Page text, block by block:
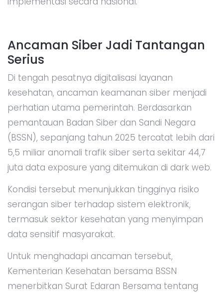
Ancaman Siber Jadi Tantangan
Serius
Di tengah pesatnya digitalisasi layanan
kesehatan, ancaman keamanan siber menjadi
perhatian utama pemerintah. Berdasarkan
pemantauan Badan Siber dan Sandi Negara
(BSSN), sepanjang tahun 2025 tercatat lebih dari
5,5 miliar anomali trafik siber serta sekitar 44,7
juta data exposure yang ditemukan di dark web.
Kondisi tersebut menunjukkan tingginya risiko
serangan siber terhadap sistem elektronik,
termasuk sektor kesehatan yang menyimpan
data sensitif masyarakat.
Untuk menghadapi ancaman tersebut,
Kementerian Kesehatan bersama BSSN
menerbitkan Surat Edaran Bersama tentang